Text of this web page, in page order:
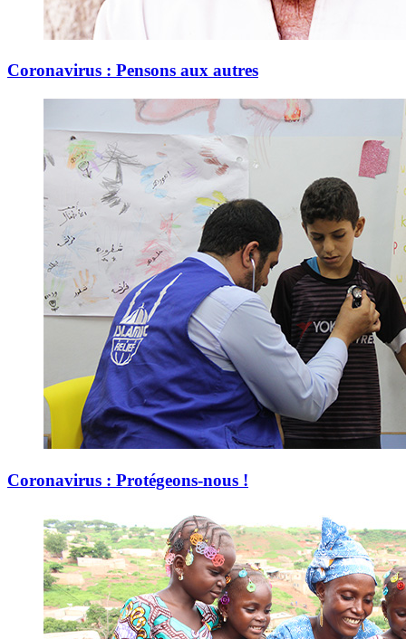
Coronavirus : Pensons aux autres
Coronavirus : Protégeons-nous !